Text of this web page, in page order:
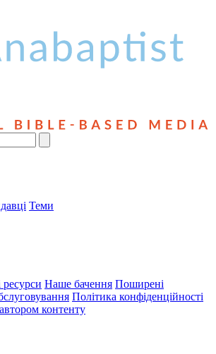
Теми
ресурси Наше бачення Поширені
Політика конфіденційності
контенту